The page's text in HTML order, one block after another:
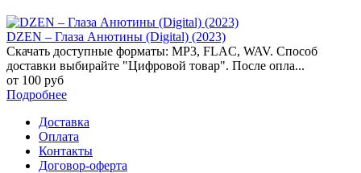
DZEN – Глаза Анютины (Digital) (2023)
Скачать доступные форматы: MP3, FLAC, WAV. Способ
доставки выбирайте "Цифровой товар". После опла...
от 100 руб
Подробнее
Доставка
Оплата
Контакты
Договор-оферта